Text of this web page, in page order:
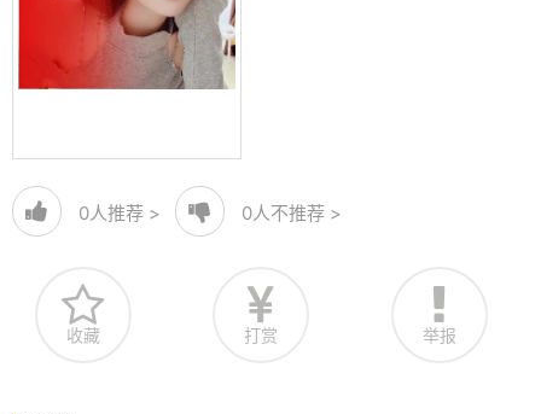
0人推荐 > 0人不推荐 >
收藏 打赏 举报